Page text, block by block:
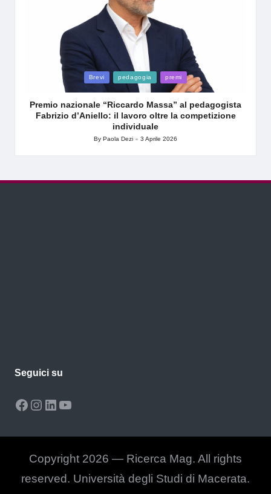
Brevi pedagogia premi
Premio nazionale “Riccardo Massa” al pedagogista
Fabrizio d’Aniello: il lavoro oltre la competizione
individuale
Posted
By Paola Dezi 3 Aprile 2026
Seguici su
Facebook
Instagram
LinkedIn
YouTube
Copyright 2026 — Ricerca Mag. All rights
reserved. Università degli Studi di Macerata.